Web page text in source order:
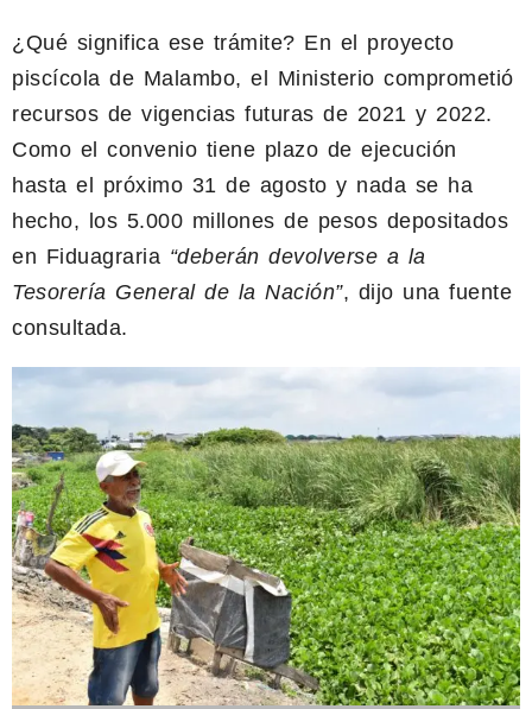
¿Qué significa ese trámite? En el proyecto
piscícola de Malambo, el Ministerio comprometió
recursos de vigencias futuras de 2021 y 2022.
Como el convenio tiene plazo de ejecución
hasta el próximo 31 de agosto y nada se ha
hecho, los 5.000 millones de pesos depositados
en Fiduagraria “deberán devolverse a la
Tesorería General de la Nación”, dijo una fuente
consultada.